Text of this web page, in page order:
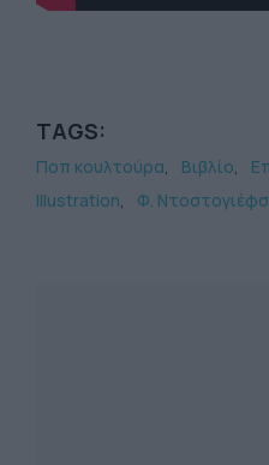
TAGS:
Ποπ κουλτούρα Βιβλίο
Illustration
Φ.